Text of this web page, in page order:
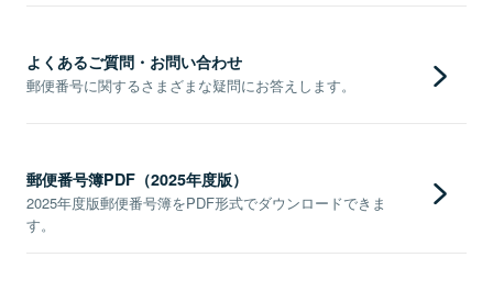
よくあるご質問・お問い合わせ
郵便番号に関するさまざまな疑問にお答えします。
郵便番号簿PDF（2025年度版）
2025年度版郵便番号簿をPDF形式でダウンロードできま
す。